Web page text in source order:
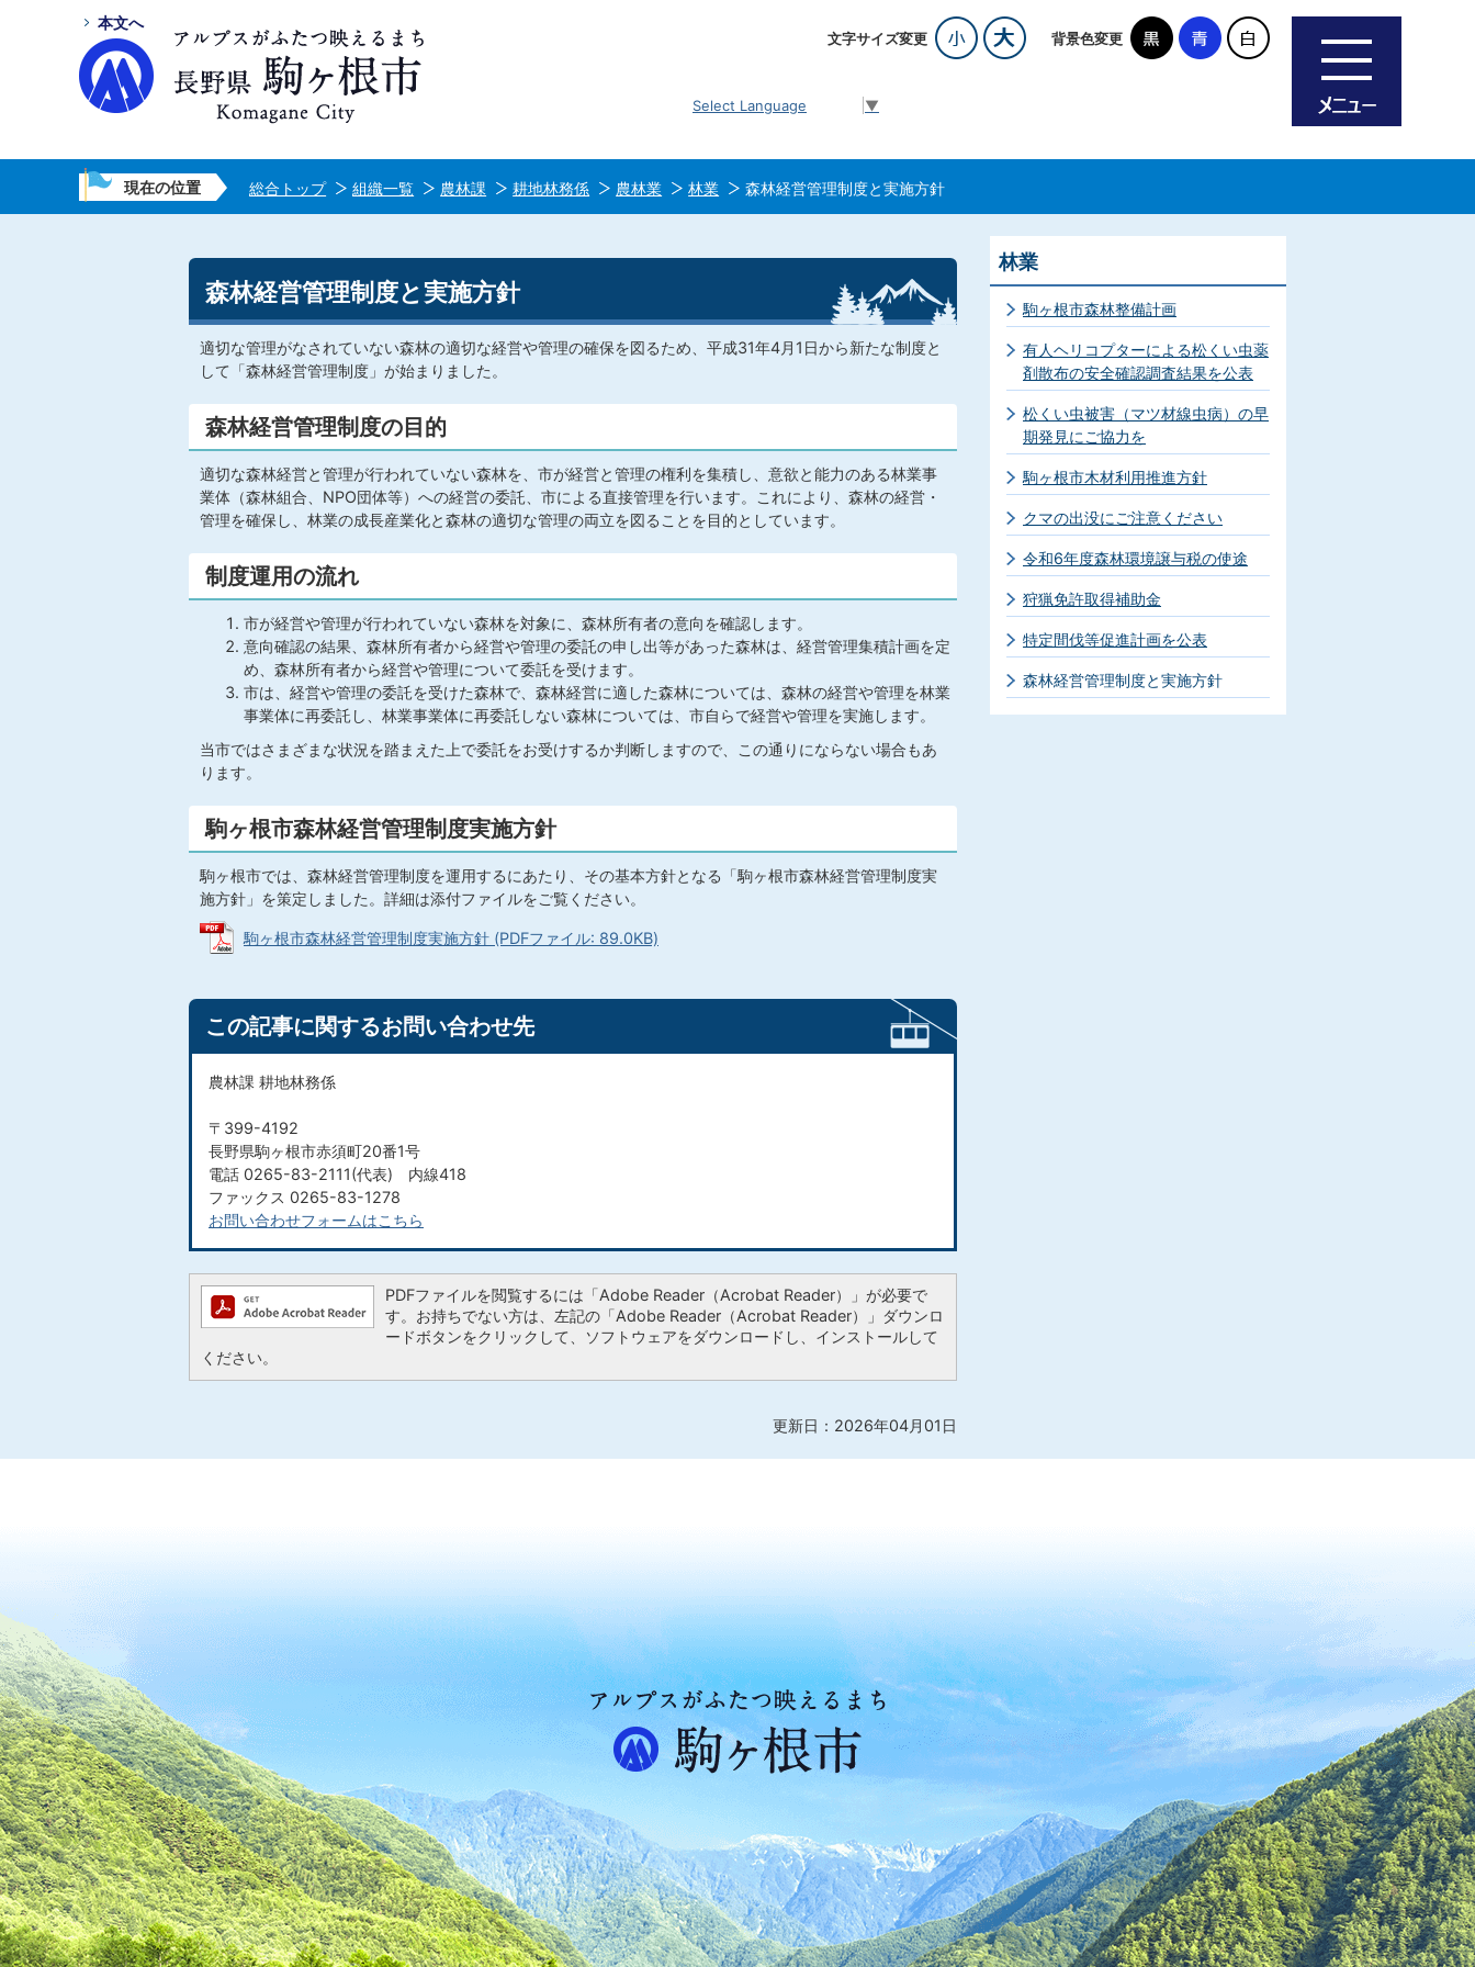
本文へ
文字サイズ変更 背景色変更
Select Language ▼
現在の位置 総合トップ 組織一覧 農林課 耕地林務係 農林業 林業 森林経営管理制度と実施方針
森林経営管理制度と実施方針
適切な管理がなされていない森林の適切な経営や管理の確保を図るため、平成31年4月1日から新たな制度と
して「森林経営管理制度」が始まりました。
森林経営管理制度の目的
適切な森林経営と管理が行われていない森林を、市が経営と管理の権利を集積し、意欲と能力のある林業事
業体（森林組合、NPO団体等）への経営の委託、市による直接管理を行います。これにより、森林の経営・
管理を確保し、林業の成長産業化と森林の適切な管理の両立を図ることを目的としています。
制度運用の流れ
市が経営や管理が行われていない森林を対象に、森林所有者の意向を確認します。
意向確認の結果、森林所有者から経営や管理の委託の申し出等があった森林は、経営管理集積計画を定
め、森林所有者から経営や管理について委託を受けます。
市は、経営や管理の委託を受けた森林で、森林経営に適した森林については、森林の経営や管理を林業
事業体に再委託し、林業事業体に再委託しない森林については、市自らで経営や管理を実施します。
当市ではさまざまな状況を踏まえた上で委託をお受けするか判断しますので、この通りにならない場合もあ
ります。
駒ヶ根市森林経営管理制度実施方針
駒ヶ根市では、森林経営管理制度を運用するにあたり、その基本方針となる「駒ヶ根市森林経営管理制度実
施方針」を策定しました。詳細は添付ファイルをご覧ください。
駒ヶ根市森林経営管理制度実施方針 (PDFファイル: 89.0KB)
この記事に関するお問い合わせ先
農林課 耕地林務係
〒399-4192
長野県駒ヶ根市赤須町20番1号
電話 0265-83-2111(代表) 内線418
ファックス 0265-83-1278
お問い合わせフォームはこちら
PDFファイルを閲覧するには「Adobe Reader（Acrobat Reader）」が必要で
す。お持ちでない方は、左記の「Adobe Reader（Acrobat Reader）」ダウンロ
ードボタンをクリックして、ソフトウェアをダウンロードし、インストールして
ください。
更新日：2026年04月01日
林業
駒ヶ根市森林整備計画
有人ヘリコプターによる松くい虫薬
剤散布の安全確認調査結果を公表
松くい虫被害（マツ材線虫病）の早
期発見にご協力を
駒ヶ根市木材利用推進方針
クマの出没にご注意ください
令和6年度森林環境譲与税の使途
狩猟免許取得補助金
特定間伐等促進計画を公表
森林経営管理制度と実施方針
ア
ル
た
つ
映
え
る
ま
ち